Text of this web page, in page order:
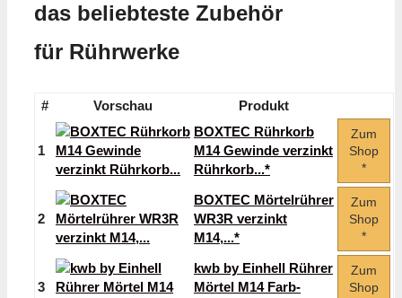
das beliebteste Zubehör
für Rührwerke
# Vorschau Produkt
1
BOXTEC Rührkorb
M14 Gewinde verzinkt
Rührkorb...*
Zum
Shop
*
2
BOXTEC Mörtelrührer
WR3R verzinkt
M14,...*
Zum
Shop
*
3
kwb by Einhell Rührer
Mörtel M14 Farb-
Zum
Shop